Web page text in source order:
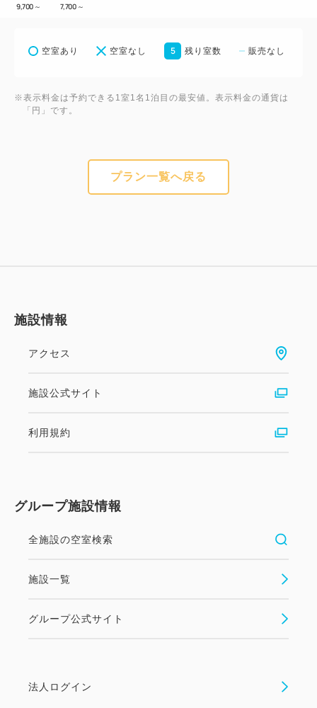
9,700 ～ 7,700 ～
空室あり 空室なし 5 残り室数 販売なし
※表示料金は予約できる1室1名1泊目の最安値。表示料金の通貨は
「円」です。
プラン一覧へ戻る
施設情報
アクセス
施設公式サイト
利用規約
グループ施設情報
全施設の空室検索
施設一覧
グループ公式サイト
法人ログイン